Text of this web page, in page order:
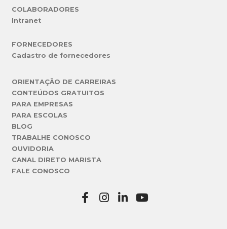
COLABORADORES
Intranet
FORNECEDORES
Cadastro de fornecedores
ORIENTAÇÃO DE CARREIRAS
CONTEÚDOS GRATUITOS
PARA EMPRESAS
PARA ESCOLAS
BLOG
TRABALHE CONOSCO
OUVIDORIA
CANAL DIRETO MARISTA
FALE CONOSCO